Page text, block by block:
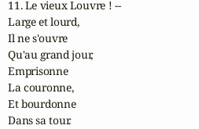
11. Le vieux Louvre ! --
Large et lourd,
Il ne s'ouvre
Qu'au grand jour,
Emprisonne
La couronne,
Et bourdonne
Dans sa tour.